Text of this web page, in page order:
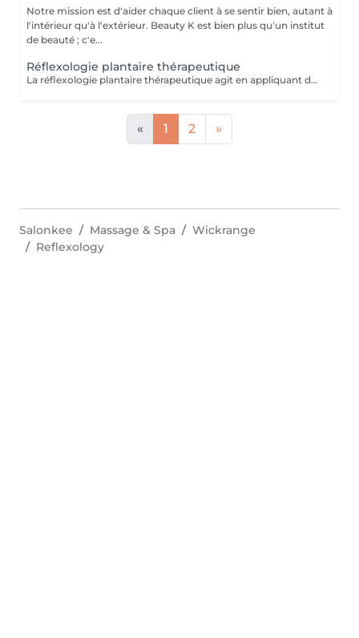
Notre mission est d'aider chaque client à se sentir bien, autant à
l'intérieur qu'à l'extérieur. Beauty K est bien plus qu'un institut
de beauté ; c'e...
Réflexologie plantaire thérapeutique
La réflexologie plantaire thérapeutique agit en appliquant des pressions précises sur les pieds selon un protocole structuré, visant à rééquilibrer les systèmes endocrinien, nerveux, lymphatique, digestif et respiratoire. Ce soin aide à libérer les tensions et à réduire le stress, souvent à l'origine de divers déséquilibres physiques et psychiques. En stimulant la circulation sanguine et lymphatique, il favorise une meilleure oxygénation et l'élimination des toxines. Certaines zones réflexes peuvent être sensibles : cela indique un besoin de rééquilibrage. Ce soin global favorise l'harmonie entre corps et esprit, aidant à restaurer la vitalité et le bien-être général.
« 1 2 »
Salonkee Massage & Spa
Wickrange
Reflexology